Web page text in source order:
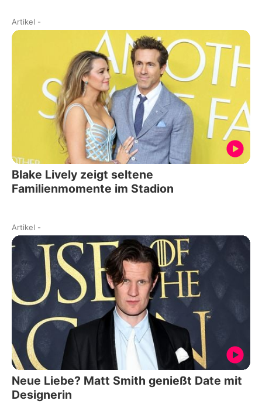
Artikel -
Blake Lively zeigt seltene
Familienmomente im Stadion
Artikel -
Neue Liebe? Matt Smith genießt Date mit
Designerin